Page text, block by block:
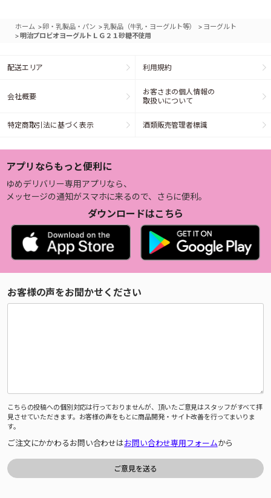
ホーム >卵・乳製品・パン >乳製品（牛乳・ヨーグルト等） > ヨーグルト
> 明治プロビオヨーグルトＬＧ２１砂糖不使用
配送エリア 利用規約
会社概要
お客さまの個人情報の
取扱いについて
特定商取引法に基づく表示 酒類販売管理者標識
アプリならもっと便利に
ゆめデリバリー専用アプリなら、
メッセージの通知がスマホに来るので、さらに便利。
ダウンロードはこちら
お客様の声をお聞かせください
こちらの投稿への個別対応は行っておりませんが、頂いたご意見はスタッフがすべて拝
見させていただきます。お客様の声をもとに商品開発・サイト改善を行ってまいりま
す。
ご注文にかかわるお問い合わせはお問い合わせ専用フォームから